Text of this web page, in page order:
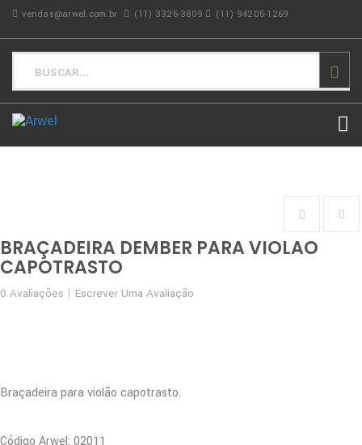
vendas@arwel.com.br (11) 3326-3809 (11) 94205-1269
BRAÇADEIRA DEMBER PARA VIOLAO
CAPOTRASTO
0 Avaliações Escrever Uma Avaliação
Braçadeira para violão capotrasto.
Código Arwel: 02011